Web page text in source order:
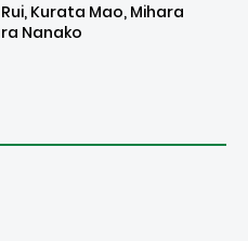
Rui, Kurata Mao, Mihara
Nanako